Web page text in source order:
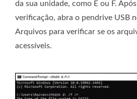
da sua unidade, como E ou F.
verificação, abra o pendrive USB
Arquivos para verificar se os
acessíveis.